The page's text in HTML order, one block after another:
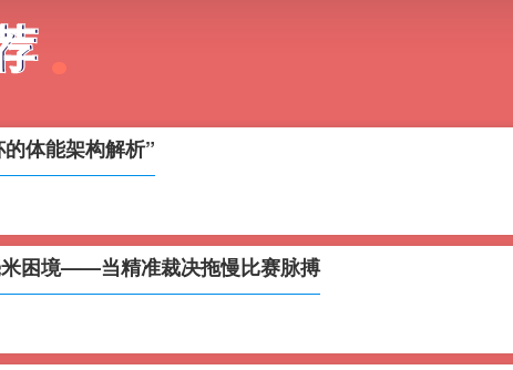
体能架构解析”
困境——当精准裁决拖慢比赛脉搏